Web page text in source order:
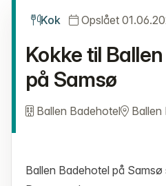
Kok Opslået
Kokke til
på Samsø
Ballen Badehotel Ballen
Ballen Badehotel på